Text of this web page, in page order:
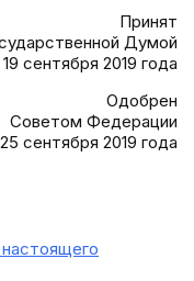
Принят
Думой
19 сентября 2019 года
Одобрен
Советом Федерации
25 сентября 2019 года